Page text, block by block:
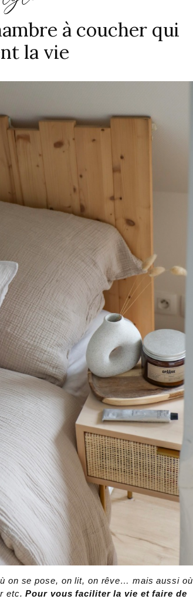
à coucher qui
la vie
on se pose, on lit, on rêve… mais aussi où
etc.Pour vous faciliter la vie et faire de